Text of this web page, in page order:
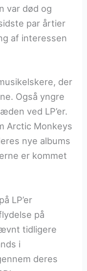
var død og
par årtier
af interessen
der
Også yngre
ved LP’er.
Arctic Monkeys
nye albums
er kommet
LP’er
på
tidligere
i
deres